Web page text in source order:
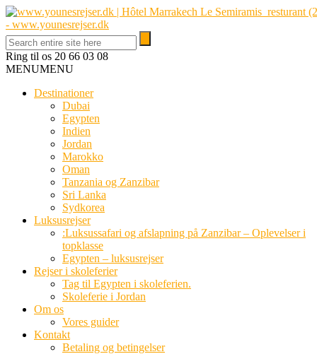
Ring til os 20 66 03 08
MENUMENU
Destinationer
Dubai
Egypten
Indien
Jordan
Marokko
Oman
Tanzania og Zanzibar
Sri Lanka
Sydkorea
Luksusrejser
:Luksussafari og afslapning på Zanzibar – Oplevelser i
topklasse
Egypten – luksusrejser
Rejser i skoleferier
Tag til Egypten i skoleferien.
Skoleferie i Jordan
Om os
Vores guider
Kontakt
Betaling og betingelser